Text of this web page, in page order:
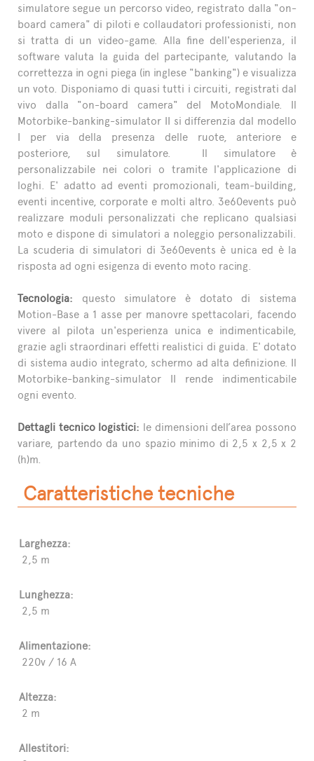
simulatore segue un percorso video, registrato dalla "on-
board camera" di piloti e collaudatori professionisti, non
si tratta di un video-game. Alla fine dell'esperienza, il
software valuta la guida del partecipante, valutando la
correttezza in ogni piega (in inglese "banking") e visualizza
un voto. Disponiamo di quasi tutti i circuiti, registrati dal
vivo dalla "on-board camera" del MotoMondiale. Il
Motorbike-banking-simulator II si differenzia dal modello
I per via della presenza delle ruote, anteriore e
posteriore, sul simulatore. Il simulatore è
personalizzabile nei colori o tramite l'applicazione di
loghi. E' adatto ad eventi promozionali, team-building,
eventi incentive, corporate e molti altro. 3e60events può
realizzare moduli personalizzati che replicano qualsiasi
moto e dispone di simulatori a noleggio personalizzabili.
La scuderia di simulatori di 3e60events è unica ed è la
risposta ad ogni esigenza di evento moto racing.
Tecnologia: questo simulatore è dotato di sistema
Motion-Base a 1 asse per manovre spettacolari, facendo
vivere al pilota un'esperienza unica e indimenticabile,
grazie agli straordinari effetti realistici di guida. E' dotato
di sistema audio integrato, schermo ad alta definizione. Il
Motorbike-banking-simulator II rende indimenticabile
ogni evento.
Dettagli tecnico logistici: le dimensioni dell’area possono
variare, partendo da uno spazio minimo di 2,5 x 2,5 x 2
(h)m.
Caratteristiche tecniche
Larghezza:
2,5 m
Lunghezza:
2,5 m
Alimentazione:
220v / 16 A
Altezza:
2 m
Allestitori: